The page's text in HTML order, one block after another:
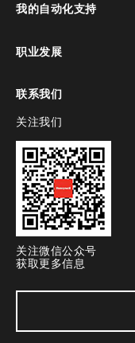
我的自动化支持
职业发展
联系我们
toggle view
关注我们
关注微信公众号
获取更多信息